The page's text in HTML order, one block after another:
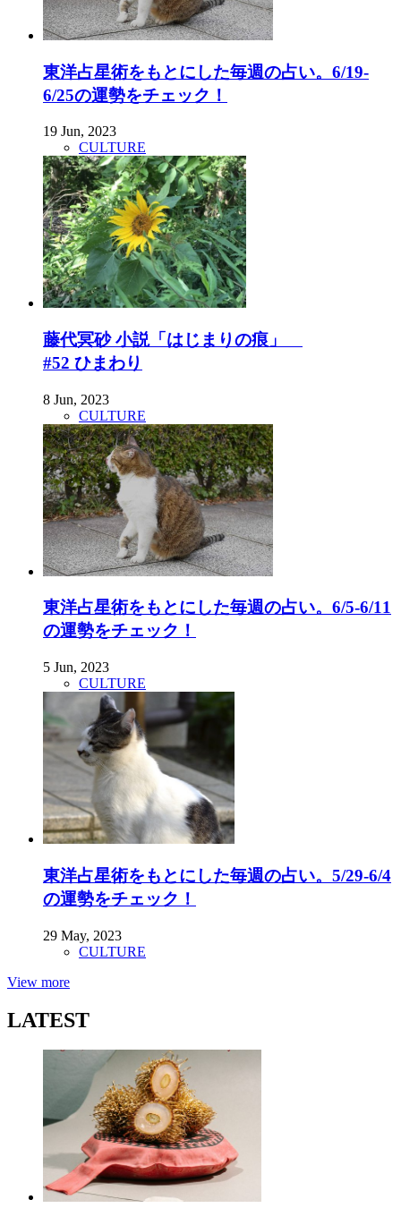
東洋占星術をもとにした毎週の占い。6/19-
6/25の運勢をチェック！
19 Jun, 2023
CULTURE
藤代冥砂 小説「はじまりの痕」
#52 ひまわり
8 Jun, 2023
CULTURE
東洋占星術をもとにした毎週の占い。6/5-6/11
の運勢をチェック！
5 Jun, 2023
CULTURE
東洋占星術をもとにした毎週の占い。5/29-6/4
の運勢をチェック！
29 May, 2023
CULTURE
View more
LATEST